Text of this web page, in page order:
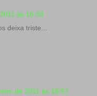
às 16:33
deixa triste...
de 2011 às 16:57